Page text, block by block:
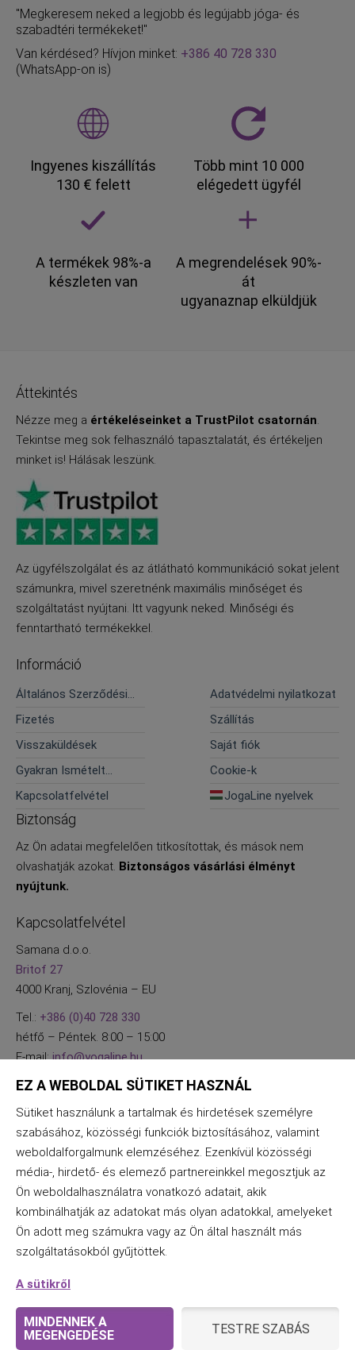
"Megkeresem neked a legjobb és legújabb jóga- és
szabadtéri termékeket!"
Van kérdésed? Hívjon minket: +386 40 728 330
(WhatsApp-on is)
Ingyenes kiszállítás
130 € felett
Több mint 10 000
elégedett ügyfél
A termékek 98%-a
készleten van
A megrendelések 90%-
át
ugyanaznap elküldjük
Áttekintés
Nézze meg a értékeléseinket a TrustPilot csatornán.
Tekintse meg sok felhasználó tapasztalatát, és értékeljen
minket is! Hálásak leszünk.
Az ügyfélszolgálat és az átlátható kommunikáció sokat jelent
számunkra, mivel szeretnénk maximális minőséget és
szolgáltatást nyújtani. Itt vagyunk neked. Minőségi és
fenntartható termékekkel.
Információ
Általános Szerződési
Adatvédelmi nyilatkozat
Fizetés
Szállítás
Visszaküldések
Saját fiók
Gyakran Ismételt
Cookie-k
Kapcsolatfelvétel
JogaLine nyelvek
Biztonság
Az Ön adatai megfelelően titkosítottak, és mások nem
olvashatják azokat. Biztonságos vásárlási élményt
nyújtunk.
Kapcsolatfelvétel
Samana d.o.o.
Britof 27
4000 Kranj, Szlovénia – EU
Tel.: +386 (0)40 728 330
hétfő – Péntek. 8:00 – 15:00
E-mail:info@yogaline.hu
EZ A WEBOLDAL SÜTIKET HASZNÁL
Sütiket használunk a tartalmak és hirdetések személyre
szabásához, közösségi funkciók biztosításához, valamint
weboldalforgalmunk elemzéséhez. Ezenkívül közösségi
média-, hirdető- és elemező partnereinkkel megosztjuk az
Ön weboldalhasználatra vonatkozó adatait, akik
kombinálhatják az adatokat más olyan adatokkal, amelyeket
Ön adott meg számukra vagy az Ön által használt más
szolgáltatásokból gyűjtöttek.
A sütikről
MINDENNEK A
MEGENGEDÉSE
TESTRE SZABÁS